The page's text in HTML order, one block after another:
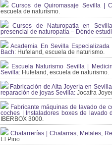
Cursos de Quiromasaje Sevilla |
escuela de naturismo.
Cursos de Naturopatia en
presencial de naturopatía – Dónde
Academia En Sevilla
Bach: Hufeland, escuela de naturismo.
Escuela Naturismo Sevilla |
Sevilla: Hufeland, escuela de naturismo.
Fabricación de Alta Joyería en
reparación de joyas Sevilla: Jocafra
Fabricante máquinas de lavado de
coches | Instaladores boxes de lavado
IBERBOX 3000.
Chatarrerías | Chatarras, Metales,
El Pino